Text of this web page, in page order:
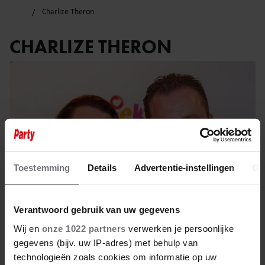
Toestemming Details Advertentie-instellingen
Verantwoord gebruik van uw gegevens
Wij en onze 1022 partners verwerken je persoonlijke
gegevens (bijv. uw IP-adres) met behulp van
technologieën zoals cookies om informatie op uw
Charlize Theron
CHARLIZE THERON
30 april 2024